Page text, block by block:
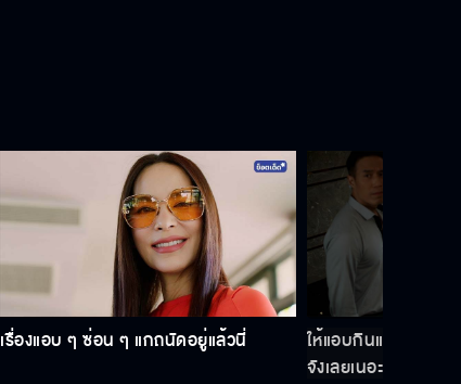
การที่เราคบกันมันไม่ได้ผิด
แค่เดินออกจากเด็กคนนั้น ชีวิตแกก็จะ
สงบสุขแล้ว
เรื่องแอบ ๆ ซ่อน ๆ แกถนัดอยู่แล้วนี่
ให้แอบกินแอบแซ่บกั
จังเลยเนอะ